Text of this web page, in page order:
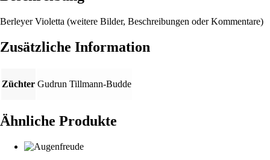
Berleyer Violetta (weitere Bilder, Beschreibungen oder Kommentare)
Zusätzliche Information
Züchter Gudrun Tillmann-Budde
Ähnliche Produkte